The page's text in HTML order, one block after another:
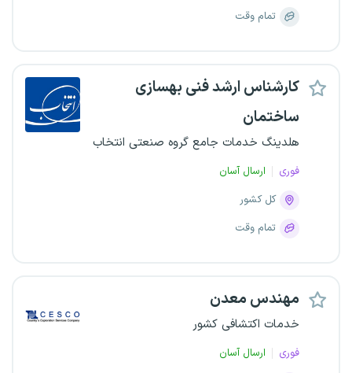
تمام وقت
کارشناس ارشد فنی بهسازی
ساختمان
هلدینگ خدمات جامع گروه صنعتی انتخاب
فوری
ارسال آسان
کل کشور
تمام وقت
مهندس معدن
خدمات اکتشافی کشور
فوری
ارسال آسان